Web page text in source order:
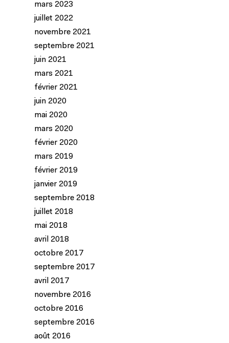
mars 2023
juillet 2022
novembre 2021
septembre 2021
juin 2021
mars 2021
février 2021
juin 2020
mai 2020
mars 2020
février 2020
mars 2019
février 2019
janvier 2019
septembre 2018
juillet 2018
mai 2018
avril 2018
octobre 2017
septembre 2017
avril 2017
novembre 2016
octobre 2016
septembre 2016
août 2016